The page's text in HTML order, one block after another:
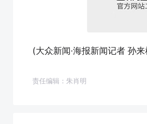
(大众新闻·海报新闻记者 孙
责任编辑：朱肖明